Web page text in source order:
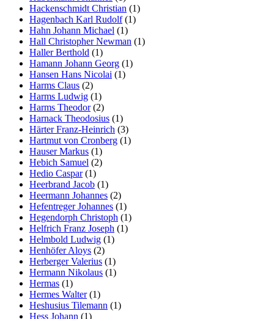
Hackenschmidt Christian (1)
Hagenbach Karl Rudolf(1)
Hahn Johann Michael (1)
Hall Christopher Newman (1)
Haller Berthold (1)
Hamann Johann Georg (1)
Hansen Hans Nicolai (1)
Harms Claus (2)
Harms Ludwig (1)
Harms Theodor(2)
Harnack Theodosius (1)
Härter Franz-Heinrich (3)
Hartmut von Cronberg (1)
Hauser Markus (1)
Hebich Samuel (2)
Hedio Caspar(1)
Heerbrand Jacob (1)
Heermann Johannes (2)
Hefentreger Johannes (1)
Hegendorph Christoph (1)
Helfrich Franz Joseph (1)
Helmbold Ludwig (1)
Henhöfer Aloys (2)
Herberger Valerius (1)
Hermann Nikolaus (1)
Hermas (1)
Hermes Walter(1)
Heshusius Tilemann (1)
Hess Johann (1)